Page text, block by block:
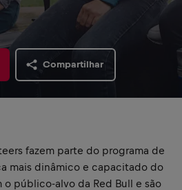
Compartilhar
fazem parte do programa de
mais dinâmico e capacitado do
o público-alvo da Red Bull e são